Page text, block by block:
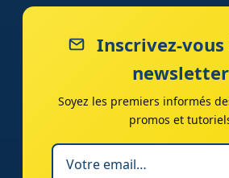
Inscrivez-
newsletter
Soyez les premiers informés
promos et